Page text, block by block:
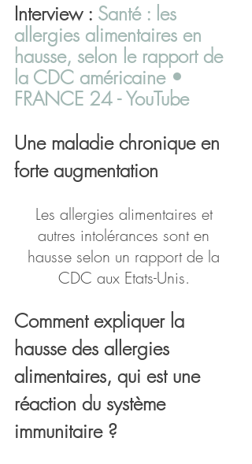
Interview : Santé : les
allergies alimentaires en
hausse, selon le rapport de
la CDC américaine •
FRANCE 24 - YouTube
Une maladie chronique en
forte augmentation
Les allergies alimentaires et
autres intolérances sont en
hausse selon un rapport de la
CDC aux Etats-Unis.
Comment expliquer la
hausse des allergies
alimentaires, qui est une
réaction du système
immunitaire ?